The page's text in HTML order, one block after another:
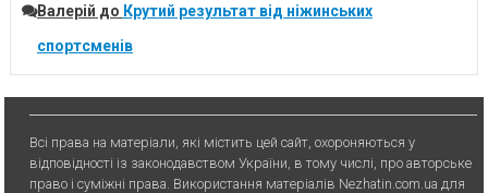
Валерій до Крутий результат від ніжинських
спортсменів
Всі права на матеріали, які містить цей сайт, охороняються у
відповідності із законодавством України, в тому числі, про авторське
право і суміжні права. Використання матерiалiв Nezhatin.com.ua для